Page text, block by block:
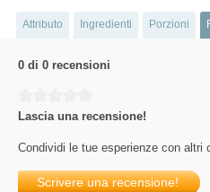
Attributo Ingredienti Porzioni
0 di 0 recensioni
Lascia una recensione!
Condividi le tue esperienze con altri
Scrivere una recensione!